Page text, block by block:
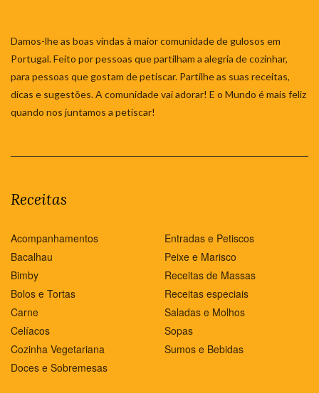
Damos-lhe as boas vindas à maior comunidade de gulosos em
Portugal. Feito por pessoas que partilham a alegria de cozinhar,
para pessoas que gostam de petiscar. Partilhe as suas receitas,
dicas e sugestões. A comunidade vai adorar! E o Mundo é mais feliz
quando nos juntamos a petiscar!
Receitas
Acompanhamentos
Bacalhau
Bimby
Bolos e Tortas
Carne
Celíacos
Cozinha Vegetariana
Doces e Sobremesas
Entradas e Petiscos
Peixe e Marisco
Receitas de Massas
Receitas especiais
Saladas e Molhos
Sopas
Sumos e Bebidas